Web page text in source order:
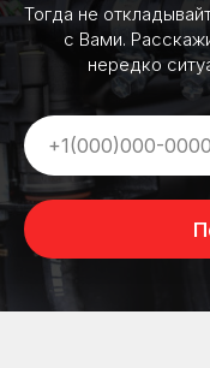
Тогда не
с Вами.
нередко